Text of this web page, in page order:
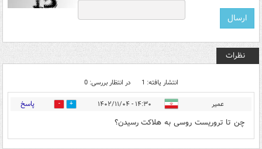
نظرات
انتشار یافته: 1 در انتظار بررسی: 0
عمیر ۱۴:۳۰ - ۱۴۰۲/۱۱/۰۴ 0 پاسخ
چن تا تروریست روسی به هلاکت رسیدن؟